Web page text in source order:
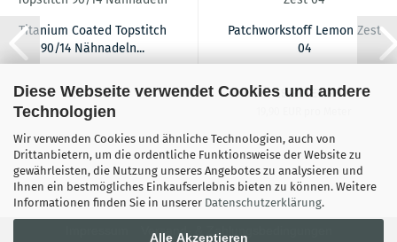
Diese Webseite verwendet Cookies und andere
Technologien
Wir verwenden Cookies und ähnliche Technologien, auch von
Drittanbietern, um die ordentliche Funktionsweise der Website zu
gewährleisten, die Nutzung unseres Angebotes zu analysieren und
Ihnen ein bestmögliches Einkaufserlebnis bieten zu können. Weitere
Informationen finden Sie in unserer Datenschutzerklärung.
Alle Akzeptieren
Titanium Coated Topstitch
90/14 Nähnadeln...
8,90 EUR
Patchworkstoff Lemon Zest
04
19,90 EUR
Versand- & Zahlungsbedingungen